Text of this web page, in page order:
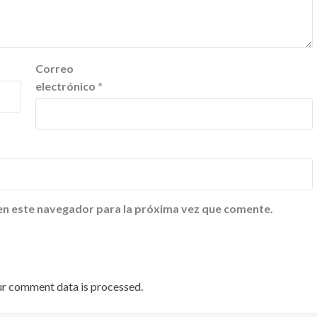
Correo
electrónico *
este navegador para la próxima vez que comente.
comment data is processed